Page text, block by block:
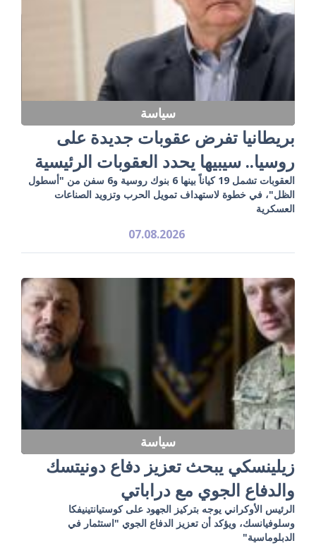
سياسة
بريطانيا تفرض عقوبات جديدة على
روسيا.. سيبيها يحدد العقوبات الرئيسية
العقوبات تشمل 19 كياناً بينها 6 بنوك روسية و6 سفن من "أسطول
الظل"، في خطوة لاستهداف تمويل الحرب وتزويد الصناعات
العسكرية
07.08.2026
سياسة
زيلينسكي يبحث تعزيز دفاع دونيتسك
والدفاع الجوي مع دراباتي
الرئيس الأوكراني يوجه بتركيز الجهود على كوستيانتينيفكا
وسلوفيانسك، ويؤكد أن تعزيز الدفاع الجوي "استثمار في
الدبلوماسية"